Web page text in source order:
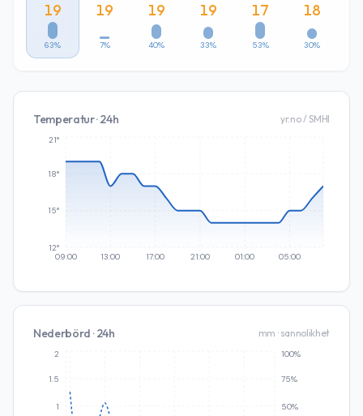
19
63%
19
7%
19
40%
19
33%
17
53%
18
30%
Temperatur · 24h yr.no / SMHI
09:00 13:00 17:00 21:00 01:00 05:00
12°
15°
18°
21°
Nederbörd · 24h mm · sannolikhet
1
1.5
2
50%
75%
100%